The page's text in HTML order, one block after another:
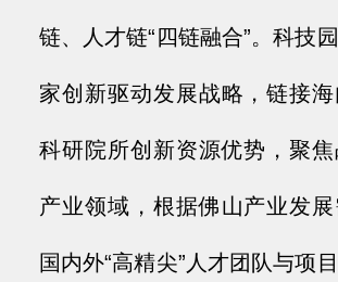
链、人才链“四链融合”。科技
家创新驱动发展战略，链接海
科研院所创新资源优势，聚
产业领域，根据佛山产业发
国内外“高精尖”人才团队与项